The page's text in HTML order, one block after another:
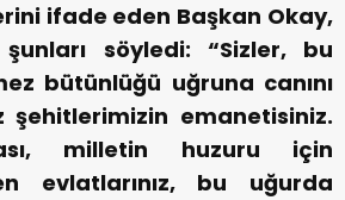
ifade eden Başkan Okay,
şunları söyledi: “Sizler, bu
bütünlüğü uğruna canını
emanetisiniz.
milletin huzuru için
evlatlarınız, bu uğurda